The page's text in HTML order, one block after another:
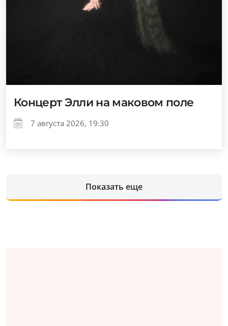
Концерт Элли на маковом поле
7 августа 2026, 19:30
Показать еще